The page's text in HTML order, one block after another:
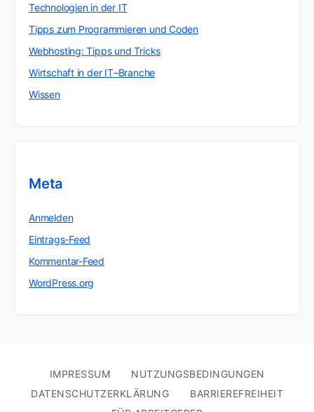
Technologien in der IT
Tipps zum Programmieren und Coden
Webhosting: Tipps und Tricks
Wirtschaft in der IT–Branche
Wissen
Meta
Anmelden
Eintrags-Feed
Kommentar-Feed
WordPress.org
IMPRESSUM
NUTZUNGSBEDINGUNGEN
DATENSCHUTZERKLÄRUNG
BARRIEREFREIHEIT